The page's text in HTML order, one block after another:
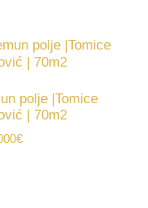
polje |Tomice
| 70m2
€